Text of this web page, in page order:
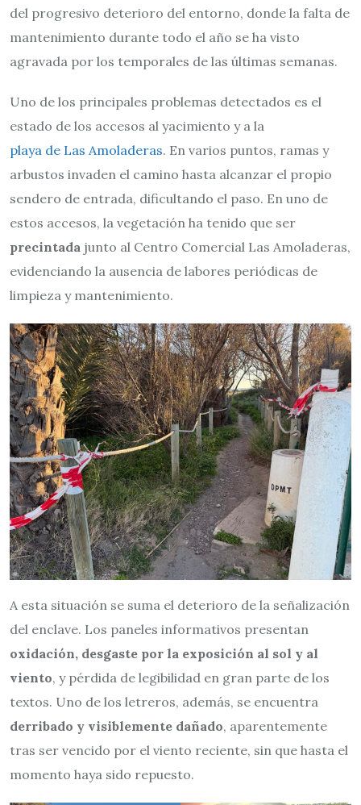
del progresivo deterioro del entorno, donde la falta de
mantenimiento durante todo el año se ha visto
agravada por los temporales de las últimas semanas.
Uno de los principales problemas detectados es el
estado de los accesos al yacimiento y a la
playa de Las Amoladeras. En varios puntos, ramas y
arbustos invaden el camino hasta alcanzar el propio
sendero de entrada, dificultando el paso. En uno de
estos accesos, la vegetación ha tenido que ser
precintada junto al Centro Comercial Las Amoladeras,
evidenciando la ausencia de labores periódicas de
limpieza y mantenimiento.
A esta situación se suma el deterioro de la señalización
del enclave. Los paneles informativos presentan
oxidación, desgaste por la exposición al sol y al
viento, y pérdida de legibilidad en gran parte de los
textos. Uno de los letreros, además, se encuentra
derribado y visiblemente dañado, aparentemente
tras ser vencido por el viento reciente, sin que hasta el
momento haya sido repuesto.